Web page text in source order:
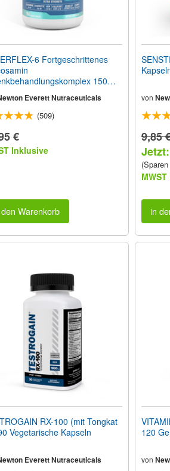
6 Fortgeschrittenes
150
Everett Nutraceuticals
(509)
€
Inklusive
Warenkorb
von
9,85
in
RX-100 (mit Tongkat
Vegetarische Kapseln
Everett Nutraceuticals
120
von